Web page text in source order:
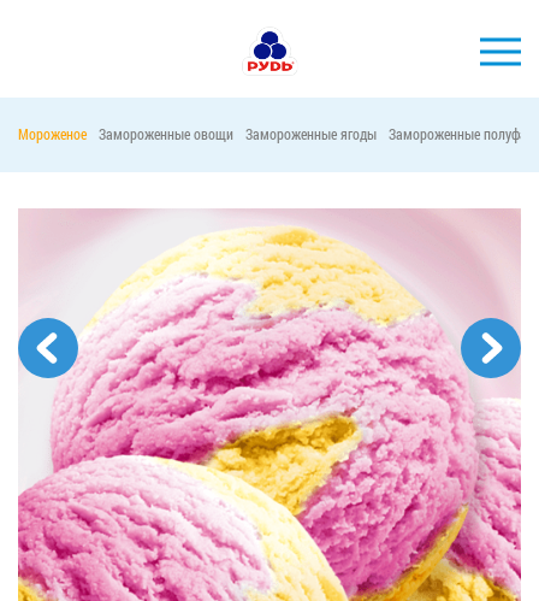
ПРОДУКЦИЯ
КОМПАНИЯ
ПОТРЕБИТЕЛЯМ
АКЦИИ
ПРЕСС-ЦЕНТР
ХОРЕКА
Тендерные закупки
Контакты
Вакансии
Мороженое Замороженные овощи Замороженные ягоды Замороженные